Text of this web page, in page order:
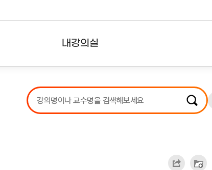
내강의실
강의리스트
수강확인증강의